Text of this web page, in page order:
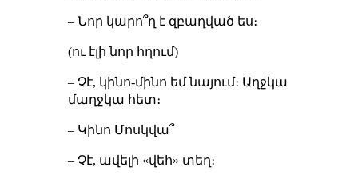
– Նոր կարո՞ղ է զբաղված ես։
(ու էլի նոր հղում)
– Չէ, կինո-մինո եմ նայում։ Աղջկա
մաղջկա հետ։
– Կինո Մոսկվա՞
– Չէ, ավելի «վեհ» տեղ։